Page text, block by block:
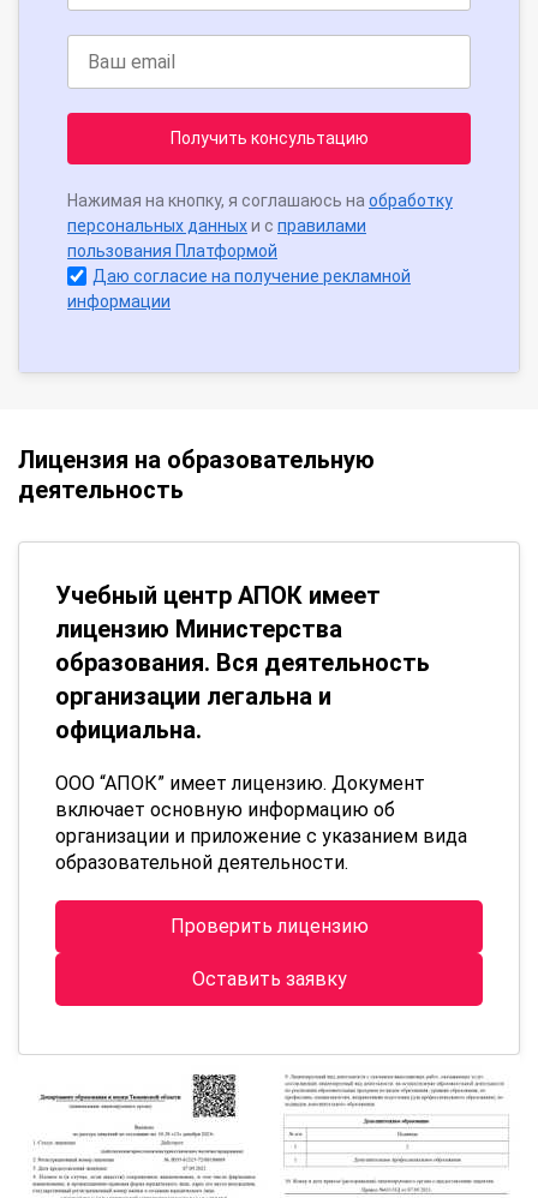
Получить консультацию
Нажимая на кнопку, я соглашаюсь на обработку
персональных данныхи с правилами
пользования Платформой
Даю согласие на получение рекламной
информации
Лицензия на образовательную
деятельность
Учебный центр АПОК имеет
лицензию Министерства
образования. Вся деятельность
организации легальна и
официальна.
ООО “АПОК” имеет лицензию. Документ
включает основную информацию об
организации и приложение с указанием вида
образовательной деятельности.
Проверить лицензию
Оставить заявку